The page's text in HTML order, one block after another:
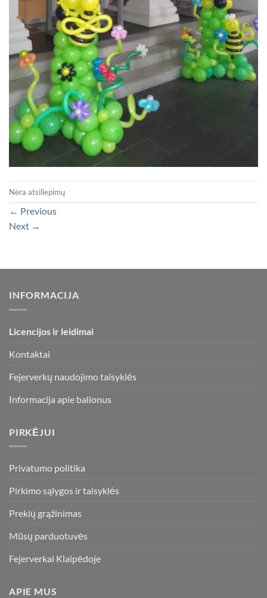
Nėra atsiliepimų
← Previous
Next →
INFORMACIJA
Licencijos ir leidimai
Kontaktai
Fejerverkų naudojimo taisyklės
Informacija apie balionus
PIRKĖJUI
Privatumo politika
Pirkimo sąlygos ir taisyklės
Prekių grąžinimas
Mūsų parduotuvės
Fejerverkai Klaipėdoje
APIE MUS